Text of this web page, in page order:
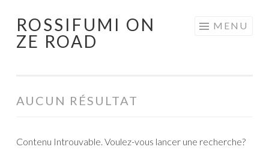
Aller
au
ROSSIFUMI ON
ZE ROAD
MENU
AUCUN RÉSULTAT
Contenu Introuvable. Voulez-vous lancer une recherche?